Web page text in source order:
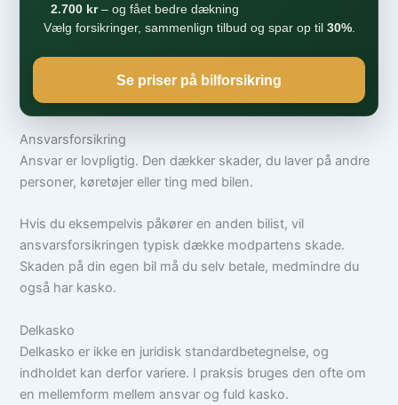
2.700 kr– og fået bedre dækning
Vælg forsikringer, sammenlign tilbud og spar op til 30%.
Se priser på bilforsikring
Ansvarsforsikring
Ansvar er lovpligtig. Den dækker skader, du laver på andre
personer, køretøjer eller ting med bilen.
Hvis du eksempelvis påkører en anden bilist, vil
ansvarsforsikringen typisk dække modpartens skade.
Skaden på din egen bil må du selv betale, medmindre du
også har kasko.
Delkasko
Delkasko er ikke en juridisk standardbetegnelse, og
indholdet kan derfor variere. I praksis bruges den ofte om
en mellemform mellem ansvar og fuld kasko.